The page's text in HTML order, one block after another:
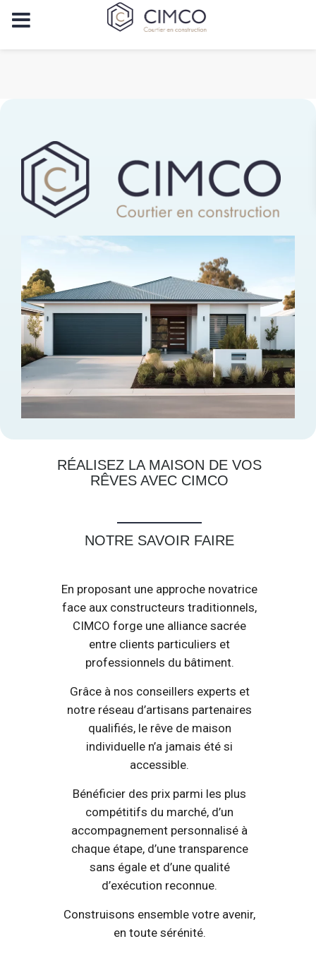
RÉALISEZ LA MAISON DE VOS
RÊVES AVEC CIMCO
NOTRE SAVOIR FAIRE
En proposant une approche novatrice
face aux constructeurs traditionnels,
CIMCO forge une alliance sacrée
entre clients particuliers et
professionnels du bâtiment.
Grâce à nos conseillers experts et
notre réseau d’artisans partenaires
qualifiés, le rêve de maison
individuelle n’a jamais été si
accessible.
Bénéficier des prix parmi les plus
compétitifs du marché, d’un
accompagnement personnalisé à
chaque étape, d’une transparence
sans égale et d’une qualité
d’exécution reconnue.
Construisons ensemble votre avenir,
en toute sérénité.